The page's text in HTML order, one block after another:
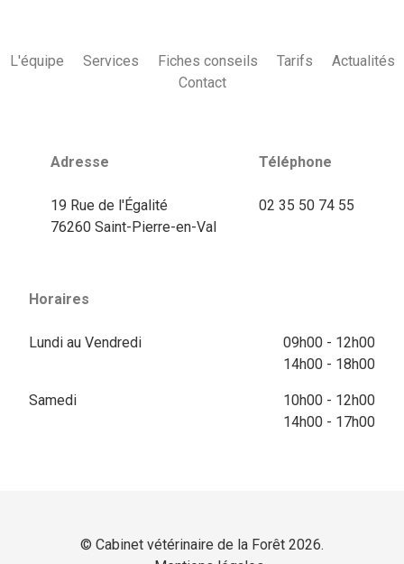
L'équipe Services Fiches conseils Tarifs
Actualités
Contact
Adresse
19 Rue de l'Égalité
76260 Saint-Pierre-en-Val
Téléphone
02 35 50 74 55
Horaires
Lundi au Vendredi
09h00 - 12h00
14h00 - 18h00
Samedi
10h00 - 12h00
14h00 - 17h00
© Cabinet vétérinaire de la Forêt 2026.